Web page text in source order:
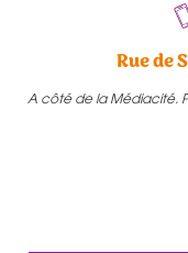
Rue de
A côté de la Médiacité.